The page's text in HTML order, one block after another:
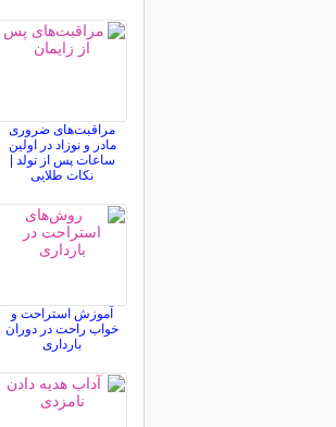
مراقبت‌های ضروری
مادر و نوزاد در اولین
ساعات پس از تولد |
نکات طلایی
آموزش استراحت و
خواب راحت در دوران
بارداری